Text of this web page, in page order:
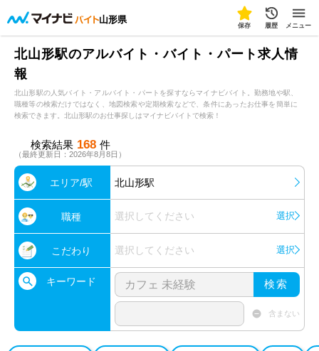
山形県
保存 履歴 メニュー
北山形駅のアルバイト・バイト・パート求人情
報
北山形駅の人気バイト・アルバイト・パートを探すならマイナビバイト。勤務地や駅、
職種等の検索だけではなく、地図検索や定期検索などで、条件にあったお仕事を簡単に
検索できます。北山形駅のお仕事探しはマイナビバイトで検索！
検索結果 168 件
（最終更新日：2026年8月8日）
エリア/駅 北山形駅
職種 選択してください 選択
こだわり 選択してください 選択
キーワード 検索
含まない